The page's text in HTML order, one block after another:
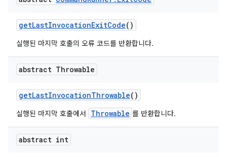
getLastInvocationExitCode()
실행된 마지막 호출의 오류 코드를 반환합니다.
abstract Throwable
getLastInvocationThrowable()
실행된 마지막 호출에서 Throwable 를 반환합니다.
abstract int